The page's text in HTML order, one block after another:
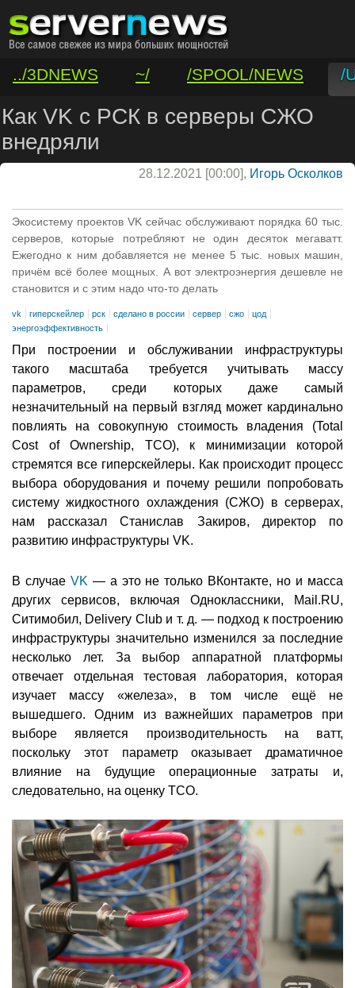
../3DNEWS ~/ /SPOOL/NEWS
/
/VAR/CONTACT
Как VK c РСК в серверы СЖО
внедряли
28.12.2021 [00:00], Игорь Осколков
Экосистему проектов VK сейчас обслуживают порядка 60 тыс.
серверов, которые потребляют не один десяток мегаватт.
Ежегодно к ним добавляется не менее 5 тыс. новых машин,
причём всё более мощных. А вот электроэнергия дешевле не
становится и с этим надо что-то делать
vk гиперскейлер рск сделано в россии сервер сжо
цод
энергоэффективность
При построении и обслуживании инфраструктуры
такого масштаба требуется учитывать массу
параметров, среди которых даже самый
незначительный на первый взгляд может кардинально
повлиять на совокупную стоимость владения (Total
Cost of Ownership, TCO), к минимизации которой
стремятся все гиперскейлеры. Как происходит процесс
выбора оборудования и почему решили попробовать
систему жидкостного охлаждения (СЖО) в серверах,
нам рассказал Станислав Закиров, директор по
развитию инфраструктуры VK.
В случае VK — а это не только ВКонтакте, но и масса
других сервисов, включая Одноклассники, Mail.RU,
Ситимобил, Delivery Club и т. д. — подход к построению
инфраструктуры значительно изменился за последние
несколько лет. За выбор аппаратной платформы
отвечает отдельная тестовая лаборатория, которая
изучает массу «железа», в том числе ещё не
вышедшего. Одним из важнейших параметров при
выборе является производительность на ватт,
поскольку этот параметр оказывает драматичное
влияние на будущие операционные затраты и,
следовательно, на оценку TCO.